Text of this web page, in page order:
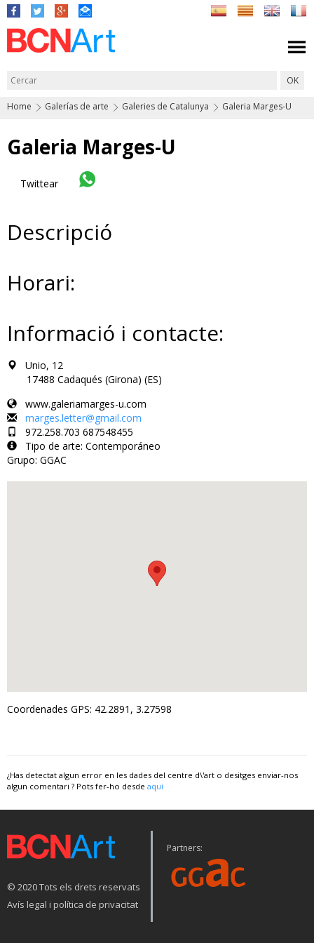
Home Galerías de arte Galeries de Catalunya Galeria Marges-U
Galeria Marges-U
Twittear
Descripció
Horari:
Informació i contacte:
Unio, 12
17488 Cadaqués (Girona) (ES)
www.galeriamarges-u.com
marges.letter@gmail.com
972.258.703 687548455
Tipo de arte: Contemporáneo
Grupo: GGAC
Coordenades GPS: 42.2891, 3.27598
¿Has detectat algun error en les dades del centre d\'art o desitges enviar-nos
algun comentari ? Pots fer-ho desde aquí
© 2020 Tots els drets reservats
Avís legal i política de privacitat
Partners: